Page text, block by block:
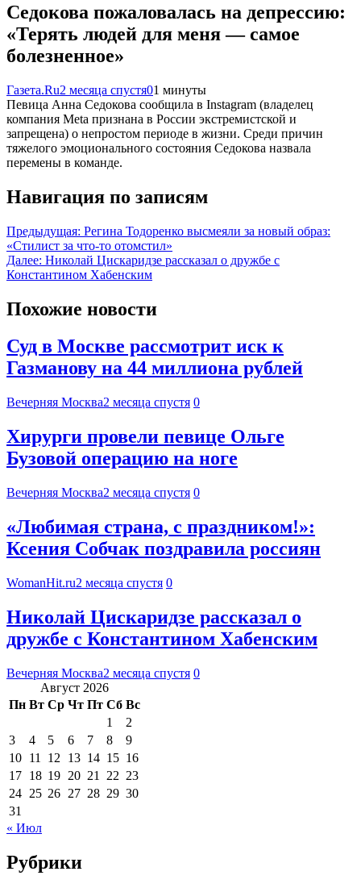
Седокова пожаловалась на депрессию:
«Терять людей для меня — самое
болезненное»
Газета.Ru2 месяца спустя01 минуты
Певица Анна Седокова сообщила в Instagram (владелец
компания Meta признана в России экстремистской и
запрещена) о непростом периоде в жизни. Среди причин
тяжелого эмоционального состояния Седокова назвала
перемены в команде.
Навигация по записям
Предыдущая: Регина Тодоренко высмеяли за новый образ:
«Стилист за что-то отомстил»
Далее: Николай Цискаридзе рассказал о дружбе с
Константином Хабенским
Похожие новости
Суд в Москве рассмотрит иск к
Газманову на 44 миллиона рублей
Вечерняя Москва2 месяца спустя 0
Хирурги провели певице Ольге
Бузовой операцию на ноге
Вечерняя Москва2 месяца спустя 0
«Любимая страна, с праздником!»:
Ксения Собчак поздравила россиян
WomanHit.ru2 месяца спустя 0
Николай Цискаридзе рассказал о
дружбе с Константином Хабенским
Вечерняя Москва2 месяца спустя 0
Август 2026
Пн Вт Ср Чт Пт Сб Вс
1
2
3
4 5 6 7 8
9
10 11 12 13 14 15 16
17 18 19 20 21 22 23
24 25 26 27 28 29 30
31
« Июл
Рубрики